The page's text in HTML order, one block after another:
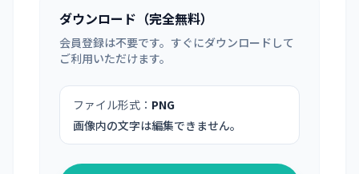
ダウンロード（完全無料）
会員登録は不要です。すぐにダウンロードして
ご利用いただけます。
ファイル形式： PNG
画像内の文字は編集できません。